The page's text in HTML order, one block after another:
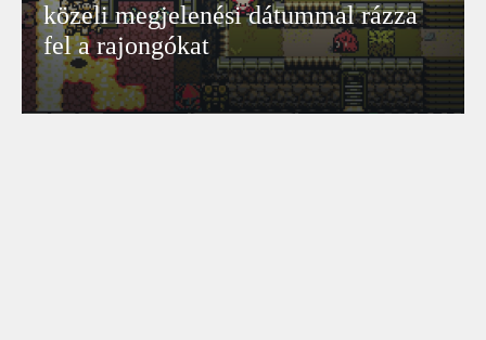
közeli megjelenési dátummal rázza
fel a rajongókat